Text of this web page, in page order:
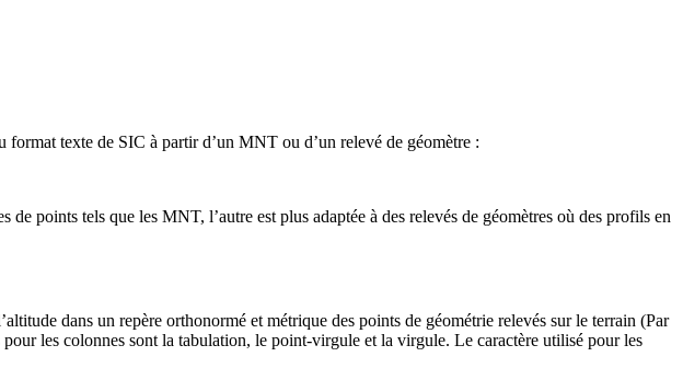
texte de SIC à partir d’un MNT ou d’un relevé de géomètre :
points tels que les MNT, l’autre est plus adaptée à des relevés de géomètres où des profils en
dans un repère orthonormé et métrique des points de géométrie relevés sur le terrain (Par
les colonnes sont la tabulation, le point-virgule et la virgule. Le caractère utilisé pour les